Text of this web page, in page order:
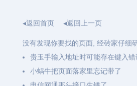
◂返回首页 ◂返回上一页
没有发现你要找的页面, 经砖家仔细
贵玉手输入地址时可能存在键入错
小蜗牛把页面落家里忘记带了